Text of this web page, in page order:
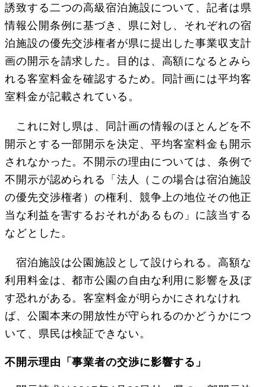
誘致する二つの高級宿泊施設について、記者は県
情報公開条例に基づき、県に対し、それぞれの宿
泊施設の優先交渉権者が県に提出した事業収支計
画の開示を請求した。目的は、高額になるとみら
れる客室料金を確認するため。同計画には平均客
室料金が記載されている。
これに対し県は、同計画の情報のほとんどを不
開示とする一部開示を決定、平均客室料金も開示
されなかった。不開示の理由については、条例で
不開示が認められる「法人（この場合は宿泊施設
の優先交渉権者）の権利、競争上の地位その他正
当な利益を害するおそれがあるもの」に該当する
などとした。
宿泊施設は公園施設として設けられる。高額な
利用料金は、都市公園の自由な利用に影響を及ぼ
す恐れがある。客室料金が明らかにされなけれ
ば、公園本来の開放性が守られるのかどうかにつ
いて、県民は検証できない。
不開示理由「事業者の交渉に影響する」